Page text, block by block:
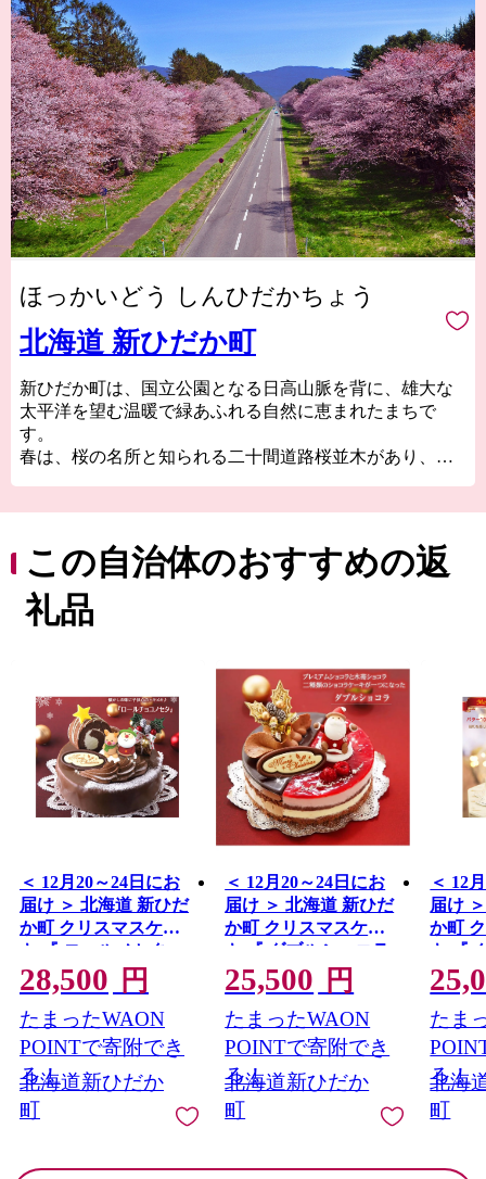
ほっかいどう しんひだかちょう
北海道 新ひだか町
新ひだか町は、国立公園となる日高山脈を背に、雄大な
太平洋を望む温暖で緑あふれる自然に恵まれたまちで
す。
春は、桜の名所と知られる二十間道路桜並木があり、約7
古くから昆布の漁場としても栄え、日高昆布の名産地で
もあります。特産品は、新鮮な魚介類や有名な日高昆布
に加え和牛やミニトマト、花卉の生産も盛んです。
この自治体のおすすめの返
礼品
＜ 12月20～24日にお
届け ＞ 北海道 新ひだ
か町 クリスマスケー
キ 『 ロールノセタ 』
懐かしい 昭和レトロ
６号 チョコレートケ
ーキ 【お届け予定：
12/20～12/24】冷凍発
送 ＜ 予約受付 ＞
28,500 円
たまったWAON
POINTで寄附でき
る！
北海道新ひだか
町
＜ 12月20～24日にお
届け ＞ 北海道 新ひだ
か町 クリスマスケー
キ 『 ダブルショコラ
』 ２つの味わい チョ
コレートケーキ 【お
届け予定：12/20～
12/24】 冷凍発送 ＜ 予
約受付 ＞
25,500 円
たまったWAON
POINTで寄附でき
る！
北海道新ひだか
町
＜ 12
届け
か町
キ 『
ー 』
ークリ
【お届
～12/
予約
たま
る！
北海
町